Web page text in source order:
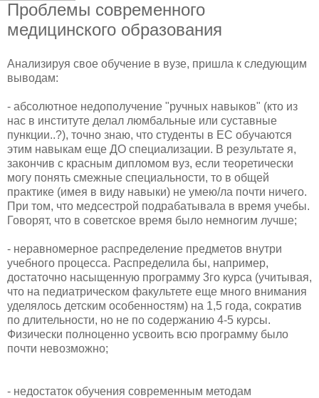
Проблемы современного
медицинского образования
Анализируя свое обучение в вузе, пришла к следующим
выводам:
- абсолютное недополучение "ручных навыков" (кто из
нас в институте делал люмбальные или суставные
пункции..?), точно знаю, что студенты в ЕС обучаются
этим навыкам еще ДО специализации. В результате я,
закончив с красным дипломом вуз, если теоретически
могу понять смежные специальности, то в общей
практике (имея в виду навыки) не умею/ла почти ничего.
При том, что медсестрой подрабатывала в время учебы.
Говорят, что в советское время было немногим лучше;
- неравномерное распределение предметов внутри
учебного процесса. Распределила бы, например,
достаточно насыщенную программу 3го курса (учитывая,
что на педиатрическом факультете еще много внимания
уделялось детским особенностям) на 1,5 года, сократив
по длительности, но не по содержанию 4-5 курсы.
Физически полноценно усвоить всю программу было
почти невозможно;
- недостаток обучения современным методам